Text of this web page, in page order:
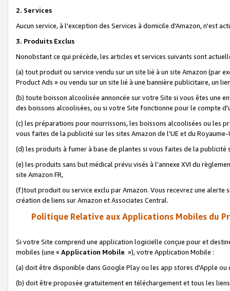
2. Services
Aucun service, à l'exception des Services à domicile d'Amazon, n'est
3. Produits Exclus
Nonobstant ce qui précède, les articles et services suivants sont
(a) tout produit ou service vendu sur un site lié à un site Amazon (par
Product Ads » ou vendu sur un site lié à une bannière publicitaire, un
(b) toute boisson alcoolisée annoncée sur votre Site si vous êtes une
des boissons alcoolisées, ou si votre Site fonctionne pour le compte
(c) les préparations pour nourrissons, les boissons alcoolisées ou les
vous faites de la publicité sur les sites Amazon de l'UE et du Royaume-
(d) les produits à fumer à base de plantes si vous faites de la publicité
(e) les produits sans but médical prévu visés à l'annexe XVI du
site Amazon FR,
(f)tout produit ou service exclu par Amazon. Vous recevrez une alerte
création de liens sur Amazon et Associates Central.
Politique Relative aux Applications Mobiles du
Si votre Site comprend une application logicielle conçue pour et
mobiles (une « Application Mobile »), votre Application Mobile :
(a) doit être disponible dans Google Play ou les app stores d'Apple ou
(b) doit être proposée gratuitement en téléchargement et tous les